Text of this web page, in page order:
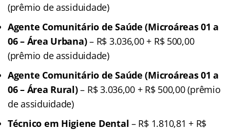
(prêmio de assiduidade)
Agente Comunitário de Saúde (Microáreas 01 a
06 – Área Urbana)– R$ 3.036,00 + R$ 500,00
(prêmio de assiduidade)
Agente Comunitário de Saúde (Microáreas 01 a
06 – Área Rural)– R$ 3.036,00 + R$ 500,00 (prêmio
de assiduidade)
Técnico em Higiene Dental – R$ 1.810,81 + R$